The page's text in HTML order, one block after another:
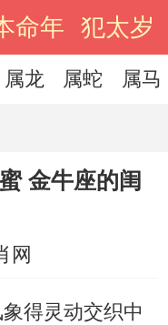
命年 犯太岁
属龙 属蛇 属马
金牛座的闺
网
得灵动交织中